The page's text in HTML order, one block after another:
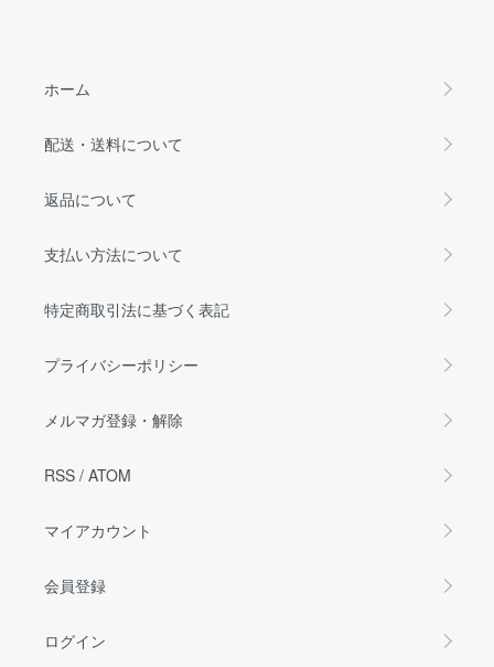
ホーム
配送・送料について
返品について
支払い方法について
特定商取引法に基づく表記
プライバシーポリシー
メルマガ登録・解除
RSS / ATOM
マイアカウント
会員登録
ログイン